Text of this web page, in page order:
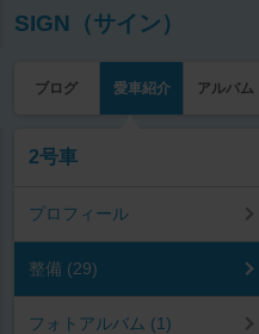
SIGN（サイン）
ブログ 愛車紹介 アルバム
2号車
プロフィール
整備 (29)
フォトアルバム (1)